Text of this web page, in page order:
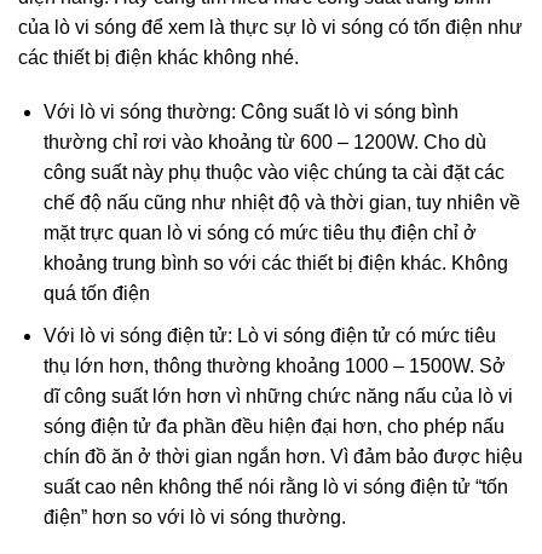
của lò vi sóng để xem là thực sự lò vi sóng có tốn điện như
các thiết bị điện khác không nhé.
Với lò vi sóng thường: Công suất lò vi sóng bình
thường chỉ rơi vào khoảng từ 600 – 1200W. Cho dù
công suất này phụ thuộc vào việc chúng ta cài đặt các
chế độ nấu cũng như nhiệt độ và thời gian, tuy nhiên về
mặt trực quan lò vi sóng có mức tiêu thụ điện chỉ ở
khoảng trung bình so với các thiết bị điện khác. Không
quá tốn điện
Với lò vi sóng điện tử: Lò vi sóng điện tử có mức tiêu
thụ lớn hơn, thông thường khoảng 1000 – 1500W. Sở
dĩ công suất lớn hơn vì những chức năng nấu của lò vi
sóng điện tử đa phần đều hiện đại hơn, cho phép nấu
chín đồ ăn ở thời gian ngắn hơn. Vì đảm bảo được hiệu
suất cao nên không thể nói rằng lò vi sóng điện tử “tốn
điện” hơn so với lò vi sóng thường.